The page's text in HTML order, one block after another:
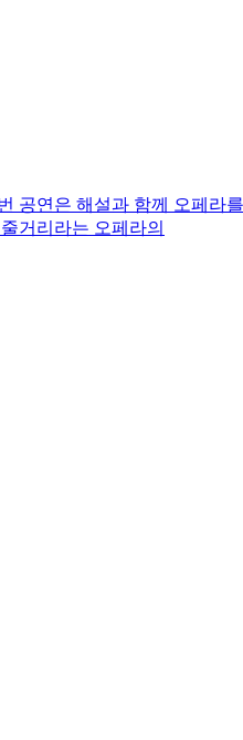
공연은 해설과 함께 오페라
거리라는 오페라의